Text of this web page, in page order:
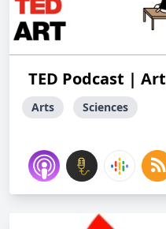
TED Podcast | Art
Arts Sciences